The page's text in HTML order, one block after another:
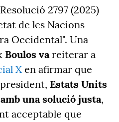
2797 (2025)
de les Nacions
Occidental". Una
Boulos vareiterar a
Xen afirmar que
Estats Units
una solució justa,
acceptable que